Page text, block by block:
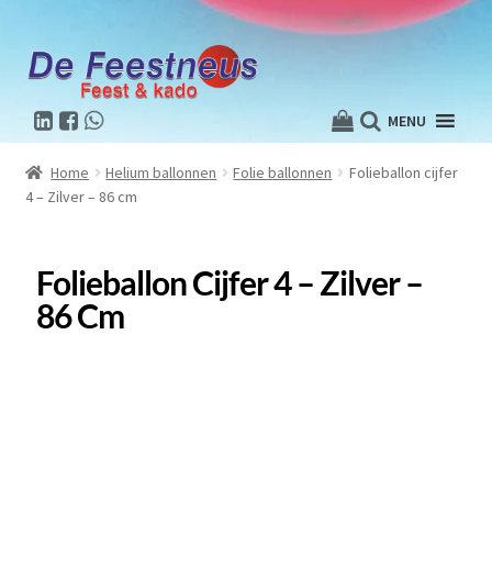
MENU
Home Helium ballonnen Folie ballonnen
Folieballon cijfer
4 – Zilver – 86 cm
Folieballon Cijfer 4 – Zilver –
86 Cm